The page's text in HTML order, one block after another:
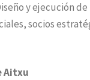
y ejecución de
socios
Aitxu